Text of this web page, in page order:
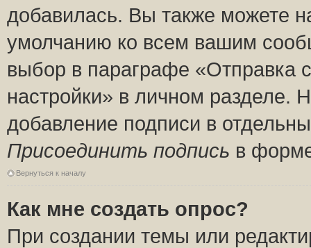
добавилась. Вы также можете
умолчанию ко всем вашим
выбор в параграфе «Отправка
настройки» в личном разделе.
добавление подписи в
Присоединить подпись в
Вернуться к началу
Как мне создать опрос?
При создании темы или